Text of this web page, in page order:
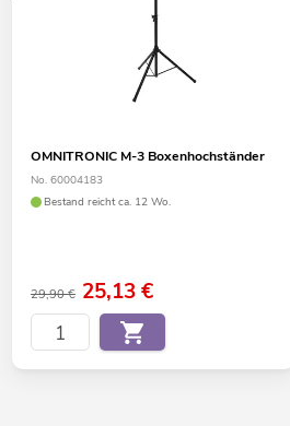
OMNITRONIC M-3 Boxenhochständer
No. 60004183
Bestand reicht ca. 12 Wo.
29,90 € 25,13€